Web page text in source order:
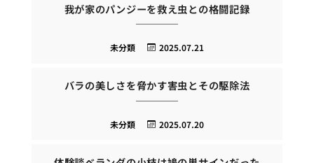
我が家のパンジーを救え虫との格闘記録
2025.07.21
未分類
バラの美しさを脅かす害虫とその駆除法
2025.07.20
未分類